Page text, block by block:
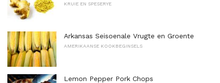
KRUIE EN SPESERYE
Arkansas Seisoenale Vrugte en Groente
AMERIKAANSE KOOKBEGINSELS
Lemon Pepper Pork Chops